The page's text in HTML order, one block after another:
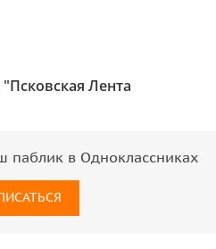
Лента
паблик в Одноклассниках